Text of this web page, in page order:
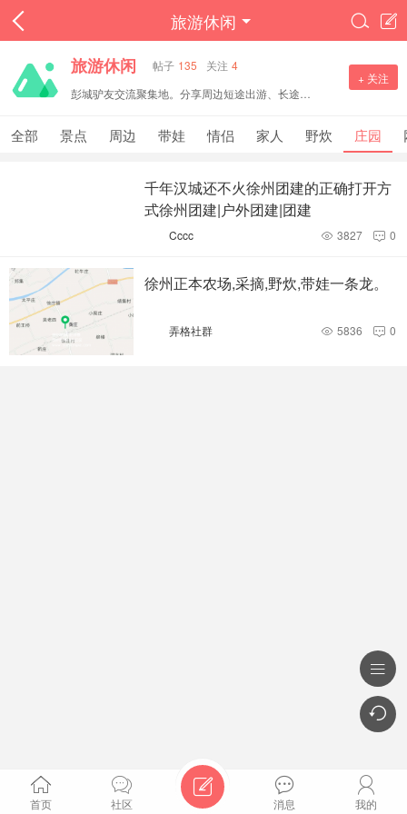
旅游休闲 

旅游休闲 帖子 135 关注 4
+ 关注
全部 景点 周边 带娃 情侣 家人 野炊 庄园
千年汉城还不火徐州团建的正确打开方
式徐州团建|户外团建|团建
Cccc  0
 3827
徐州正本农场,采摘,野炊,带娃一条龙。
弄格社群  0
 5836

首页

社区
 
消息

我的

